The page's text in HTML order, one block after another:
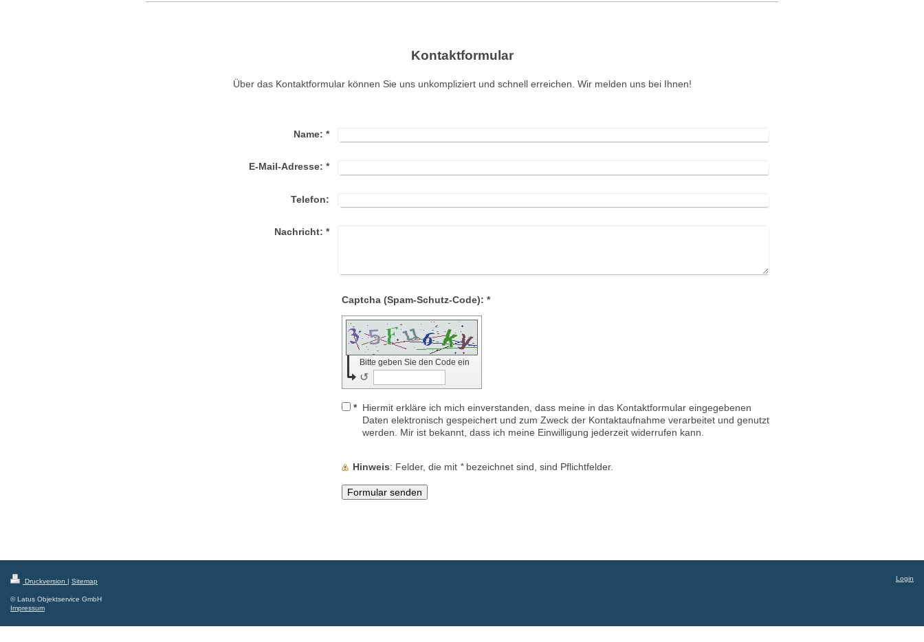
Kontaktformular
Über das Kontaktformular können Sie uns unkompliziert und schnell erreichen. Wir melden uns bei Ihnen!
Name: *
E-Mail-Adresse: *
Telefon:
Nachricht: *
Captcha (Spam-Schutz-Code): *
Bitte geben Sie den Code ein
↺
* Hiermit erkläre ich mich einverstanden, dass meine in das Kontaktformular eingegebenen
Daten elektronisch gespeichert und zum Zweck der Kontaktaufnahme verarbeitet und genutzt
werden. Mir ist bekannt, dass ich meine Einwilligung jederzeit widerrufen kann.
Hinweis : Felder, die mit *bezeichnet sind, sind Pflichtfelder.
Druckversion Sitemap
© Latus Objektservice GmbH
Impressum
Login